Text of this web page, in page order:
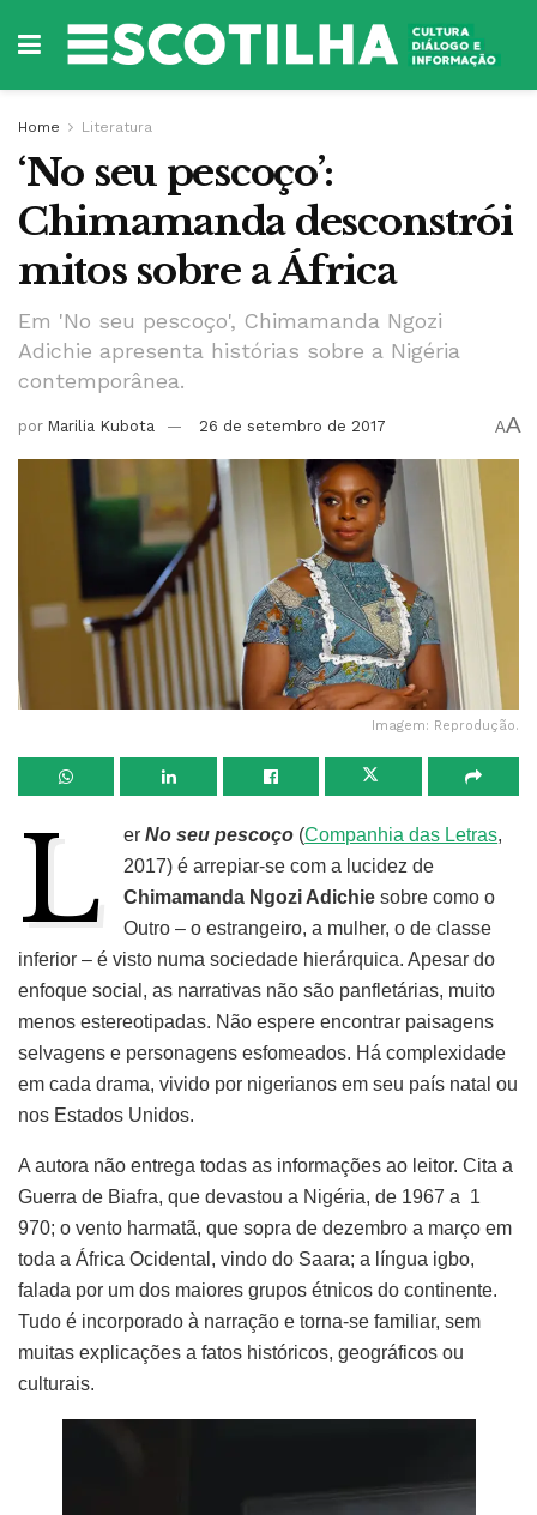
Home Literatura
‘No seu pescoço’:
Chimamanda desconstrói
mitos sobre a África
Em 'No seu pescoço', Chimamanda Ngozi
Adichie apresenta histórias sobre a Nigéria
contemporânea.
por Marilia Kubota 26 de setembro de 2017 AA
Imagem: Reprodução.
L erNo seu pescoço (Companhia das Letras,
2017) é arrepiar-se com a lucidez de
Chimamanda Ngozi Adichie sobre como o
Outro – o estrangeiro, a mulher, o de classe
inferior – é visto numa sociedade hierárquica. Apesar do
enfoque social, as narrativas não são panfletárias, muito
menos estereotipadas. Não espere encontrar paisagens
selvagens e personagens esfomeados. Há complexidade
em cada drama, vivido por nigerianos em seu país natal ou
nos Estados Unidos.
A autora não entrega todas as informações ao leitor. Cita a
Guerra de Biafra, que devastou a Nigéria, de 1967 a 1
970; o vento harmatã, que sopra de dezembro a março em
toda a África Ocidental, vindo do Saara; a língua igbo,
falada por um dos maiores grupos étnicos do continente.
Tudo é incorporado à narração e torna-se familiar, sem
muitas explicações a fatos históricos, geográficos ou
culturais.